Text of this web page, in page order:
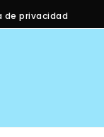
de privacidad